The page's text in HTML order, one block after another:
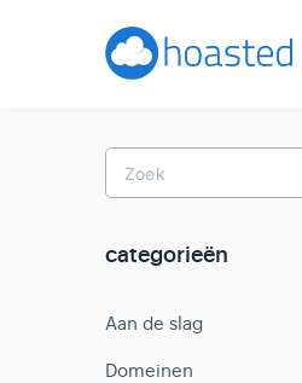
categorieën
Aan de slag
Domeinen